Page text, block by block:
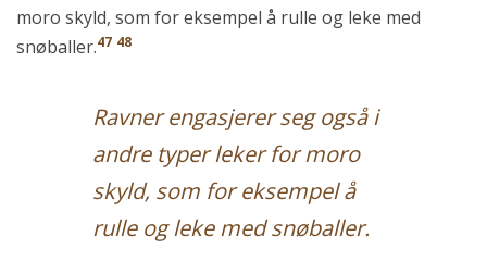
moro skyld, som for eksempel å rulle og leke med
snøballer.47 48
Ravner engasjerer seg også i
andre typer leker for moro
skyld, som for eksempel å
rulle og leke med snøballer.